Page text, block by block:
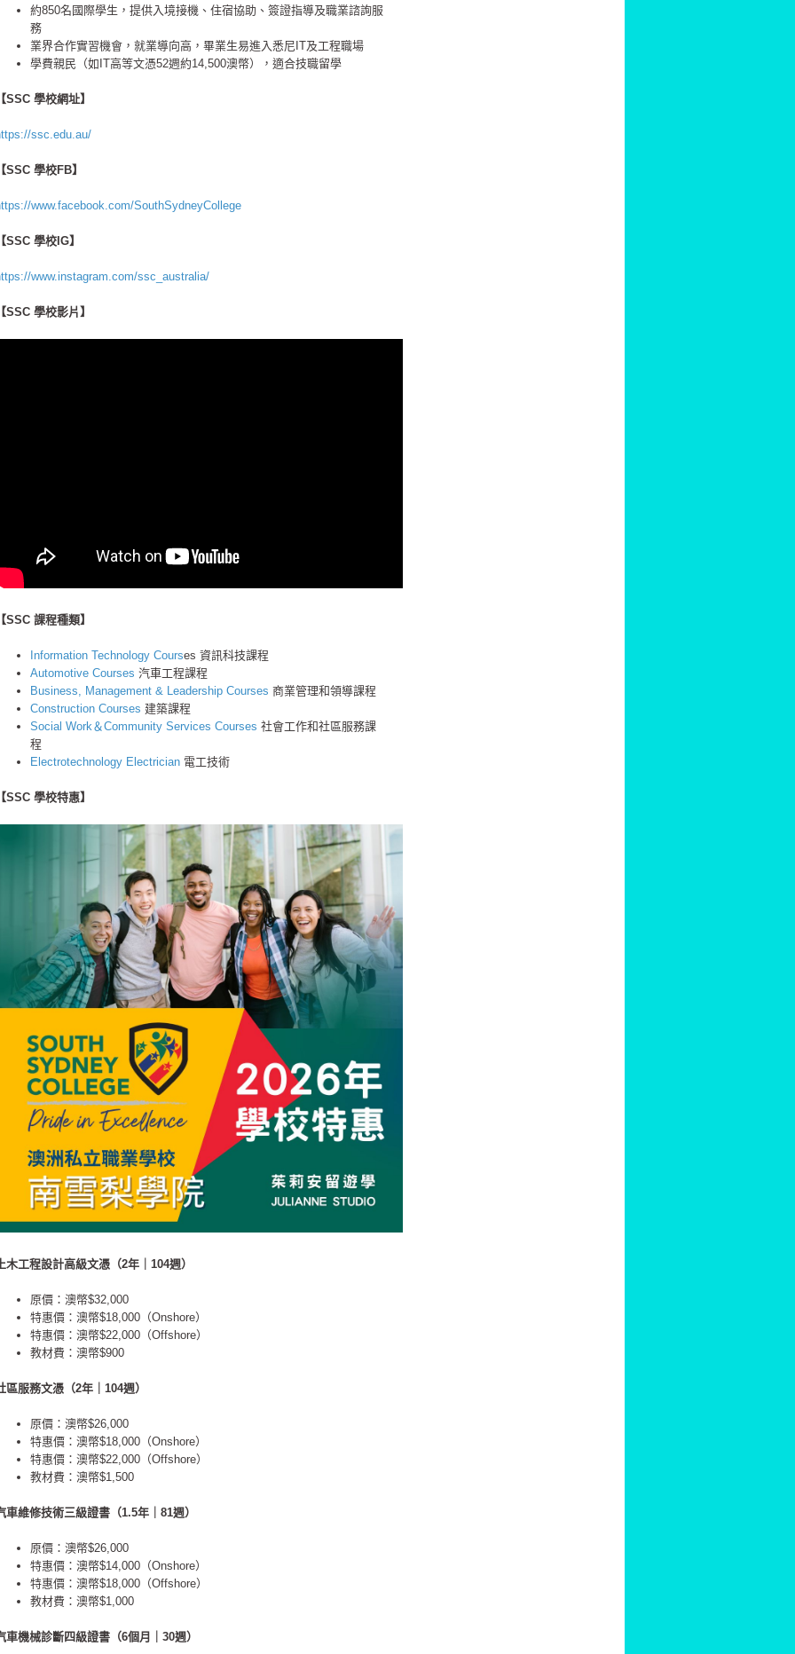
約850名國際學生，提供入境接機、住宿協助、簽證指導及職業諮詢服
務
業界合作實習機會，就業導向高，畢業生易進入悉尼IT及工程職場
​學費親民（如IT高等文憑52週約14,500澳幣），適合技職留學
SSC 學校網址】
ssc.edu.au/
SSC 學校FB】
www.facebook.com/SouthSydneyCollege
SSC 學校IG】
www.instagram.com/ssc_australia/
SSC 學校影片】
SSC 課程種類】
Information Technology Courses 資訊科技課程
Automotive Courses 汽車工程課程
Business, Management & Leadership Courses 商業管理和領導課程
Construction Courses 建築課程
Social Work＆Community Services Courses 社會工作和社區服務課
程
Electrotechnology Electrician 電工技術
SSC 學校特惠】
木工程設計高級文憑（2年｜104週）
原價：澳幣$32,000
特惠價：澳幣$18,000（Onshore）
特惠價：澳幣$22,000（Offshore）
教材費：澳幣$900
區服務文憑（2年｜104週）
原價：澳幣$26,000
特惠價：澳幣$18,000（Onshore）
特惠價：澳幣$22,000（Offshore）
教材費：澳幣$1,500
車維修技術三級證書（1.5年｜81週）
原價：澳幣$26,000
特惠價：澳幣$14,000（Onshore）
特惠價：澳幣$18,000（Offshore）
教材費：澳幣$1,000
車機械診斷四級證書（6個月｜30週）